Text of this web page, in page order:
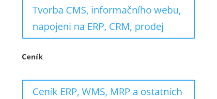
Tvorba CMS, informačního webu,
napojeni na ERP, CRM, prodej
Ceník
Ceník ERP, WMS, MRP a ostatních